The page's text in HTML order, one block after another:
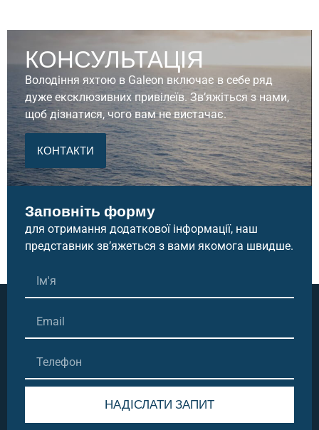
КОНСУЛЬТАЦІЯ
Володіння яхтою в Galeon включає в себе ряд
дуже ексклюзивних привілеїв. Зв’яжіться з нами,
щоб дізнатися, чого вам не вистачає.
КОНТАКТИ
Заповніть форму
для отримання додаткової інформації, наш
представник зв’яжеться з вами якомога швидше.
НАДІСЛАТИ ЗАПИТ